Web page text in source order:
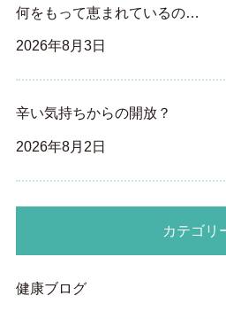
何をもって恵まれているの…
2026年8月3日
辛い気持ちからの開放？
2026年8月2日
カテゴリ
健康ブログ